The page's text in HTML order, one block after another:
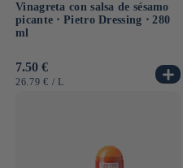
Vinagreta con salsa de sésamo
picante ⋅ Pietro Dressing ⋅ 280
ml
Precio
habitual
7.50 €
PRECIO
26.79 € / POR
L